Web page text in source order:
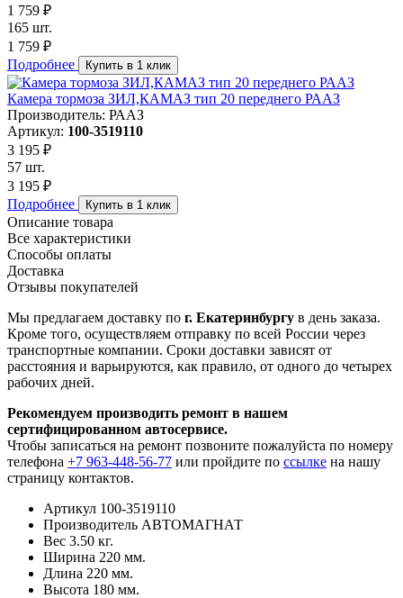
1 759 ₽
165 шт.
1 759 ₽
Подробнее
Купить в 1 клик
Камера тормоза ЗИЛ,КАМАЗ тип 20 переднего РААЗ
Производитель: РААЗ
Артикул: 100-3519110
3 195 ₽
57 шт.
3 195 ₽
Подробнее
Купить в 1 клик
Описание товара
Все характеристики
Способы оплаты
Доставка
Отзывы покупателей
Мы предлагаем доставку по г. Екатеринбургу в день заказа.
Кроме того, осуществляем отправку по всей России через
транспортные компании. Сроки доставки зависят от
расстояния и варьируются, как правило, от одного до четырех
рабочих дней.
Рекомендуем производить ремонт в нашем
сертифицированном автосервисе.
Чтобы записаться на ремонт позвоните пожалуйста по номеру
телефона +7 963-448-56-77 или пройдите по ссылке на нашу
страницу контактов.
Артикул 100-3519110
Производитель АВТОМАГНАТ
Вес 3.50 кг.
Ширина 220 мм.
Длина 220 мм.
Высота 180 мм.